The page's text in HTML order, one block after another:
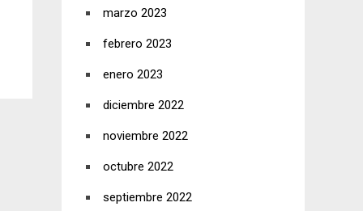
marzo 2023
febrero 2023
enero 2023
diciembre 2022
noviembre 2022
octubre 2022
septiembre 2022